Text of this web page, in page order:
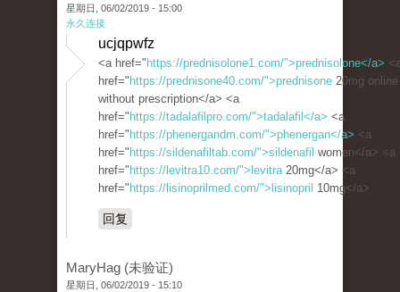
星期日, 06/02/2019 - 15:00
永久连接
ucjqpwfz
<a href=" https://prednisolone1.com/">prednisolone</a>
href=" https://prednisone40.com/">prednisone 20mg online
without prescription</a> <a
href=" https://tadalafilpro.com/">tadalafil</a> <a
href=" https://phenergandm.com/">phenergan</a> <a
href=" https://sildenafiltab.com/">sildenafil women</a> <a
href=" https://levitra10.com/">levitra20mg</a> <a
href=" https://lisinoprilmed.com/">lisinopril 10mg</a>
回复
MaryHag (未验证)
星期日, 06/02/2019 - 15:10